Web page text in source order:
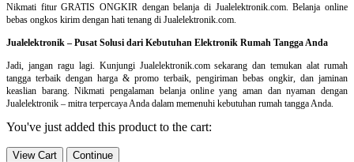
Nikmati fitur GRATIS ONGKIR dengan belanja di Jualelektronik.com. Belanja online
bebas ongkos kirim dengan hati tenang di Jualelektronik.com.
Jualelektronik – Pusat Solusi dari Kebutuhan Elektronik Rumah Tangga Anda
Jadi, jangan ragu lagi. Kunjungi Jualelektronik.com sekarang dan temukan alat rumah
tangga terbaik dengan harga & promo terbaik, pengiriman bebas ongkir, dan jaminan
keaslian barang. Nikmati pengalaman belanja online yang aman dan nyaman dengan
Jualelektronik – mitra terpercaya Anda dalam memenuhi kebutuhan rumah tangga Anda.
You've just added this product to the cart:
View Cart Continue